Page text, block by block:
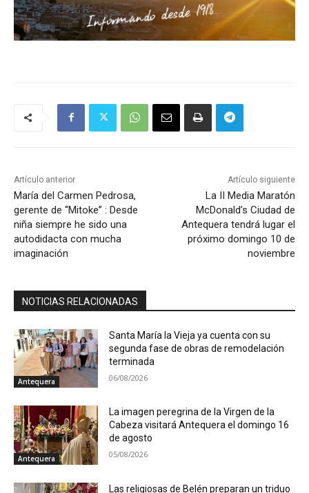
Artículo anterior
María del Carmen Pedrosa,
gerente de “Mitoke” : Desde
niña siempre he sido una
autodidacta con mucha
imaginación
Artículo siguiente
La II Media Maratón
McDonald’s Ciudad de
Antequera tendrá lugar el
próximo domingo 10 de
noviembre
NOTICIAS RELACIONADAS
Antequera
Santa María la Vieja ya cuenta con su
segunda fase de obras de remodelación
terminada
06/08/2026
Antequera
La imagen peregrina de la Virgen de la
Cabeza visitará Antequera el domingo 16
de agosto
05/08/2026
Las religiosas de Belén preparan un triduo